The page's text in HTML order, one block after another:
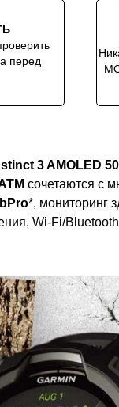
перед
МО
3 AMOLED
сочетаются с
*, мониторинг
Wi-Fi/